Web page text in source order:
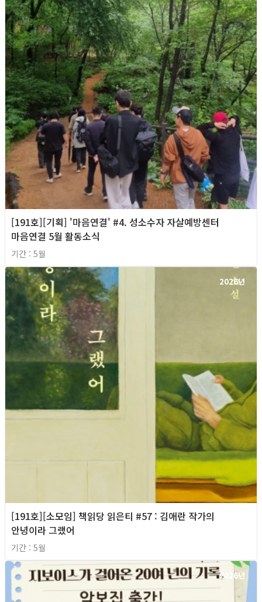
[191호][기획] '마음연결' #4. 성소수자 자살예방센터
마음연결 5월 활동소식
기간 : 5월
2026년
[191호][소모임] 책읽당 읽은티 #57 : 김애란 작가의
안녕이라 그랬어
기간 : 5월
2026년